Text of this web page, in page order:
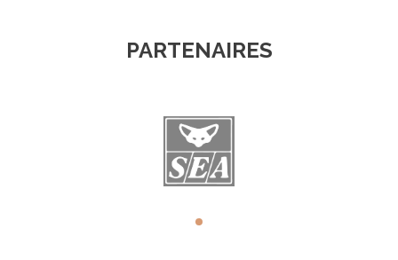
PARTENAIRES